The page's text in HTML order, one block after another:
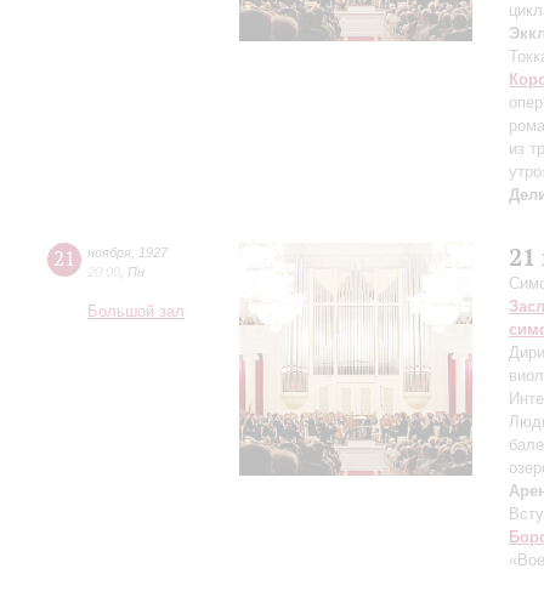
из
21 ноября
1927
20:00 Пн
Большой зал
21